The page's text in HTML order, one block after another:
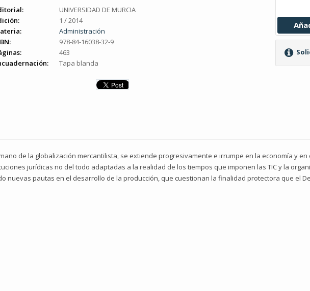
UNIVERSIDAD DE MURCIA
1 / 2014
Administración
978-84-16038-32-9
463
Tapa blanda
de la globalización mercantilista, se extiende progresivamente e irrumpe en la economía y en
jurídicas no del todo adaptadas a la realidad de los tiempos que imponen las TIC y la
nuevas pautas en el desarrollo de la producción, que cuestionan la finalidad protectora que el